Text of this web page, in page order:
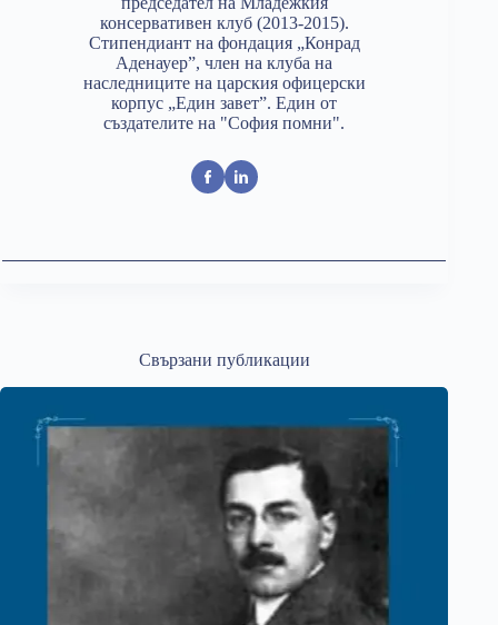
консервативен клуб (2013-2015).
Стипендиант на фондация „Конрад
Аденауер”, член на клуба на
наследниците на царския офицерски
корпус „Един завет”. Един от
създателите на "София помни".
Свързани публикации